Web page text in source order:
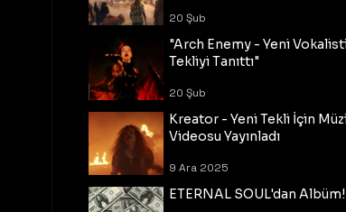
20 Şub
"Arch Enemy - Yeni
Tekliyi Tanıttı"
20 Şub
Kreator - Yeni Tekli İçin
Videosu Yayınladı
9 Ara 2025
ETERNAL SOUL'dan Albüm!